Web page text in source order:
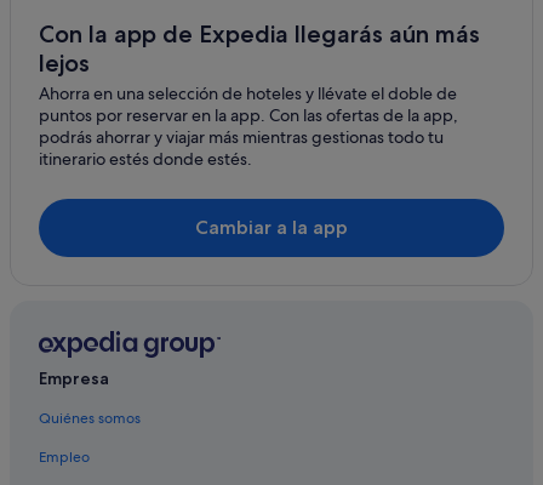
Islas Cíes hoteles
Cabañas en Cangas
Hoteles cerca de Playa de Rodeira
Hoteles que aceptan mascotas en Cangas
Hoteles con spa en Aldán
Apartamentos en Nerga
Hoteles con gimnasio en Cangas
B&B en Aldán
Hoteles de 5 estrellas en Nerga
Paradores hoteles en Aldán
Con la app de Expedia llegarás aún más
lejos
Ahorra en una selección de hoteles y llévate el doble de
puntos por reservar en la app. Con las ofertas de la app,
podrás ahorrar y viajar más mientras gestionas todo tu
itinerario estés donde estés.
Cambiar a la app
Empresa
Quiénes somos
Empleo